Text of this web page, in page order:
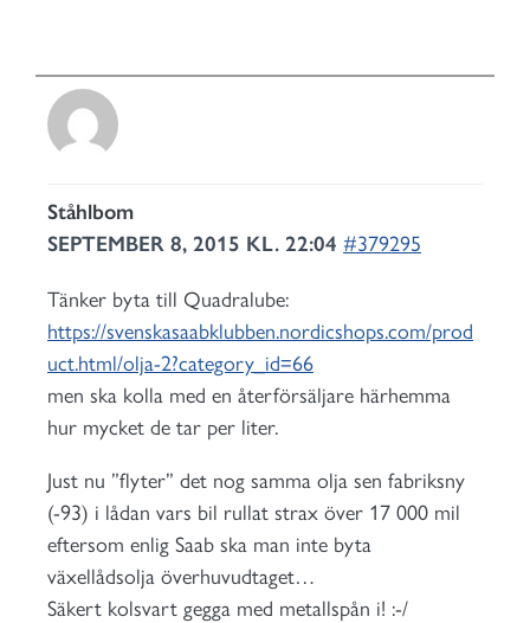
Ståhlbom
SEPTEMBER 8, 2015 KL. 22:04 #379295
Tänker byta till Quadralube:
https://svenskasaabklubben.nordicshops.com/prod
uct.html/olja-2?category_id=66
men ska kolla med en återförsäljare härhemma
hur mycket de tar per liter.
Just nu ”flyter” det nog samma olja sen fabriksny
(-93) i lådan vars bil rullat strax över 17 000 mil
eftersom enlig Saab ska man inte byta
växellådsolja överhuvudtaget…
Säkert kolsvart gegga med metallspån i! :-/